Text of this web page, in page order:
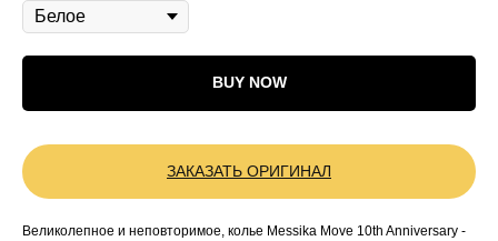
BUY NOW
ЗАКАЗАТЬ ОРИГИНАЛ
Великолепное и неповторимое, колье Messika Move 10th Anniversary -